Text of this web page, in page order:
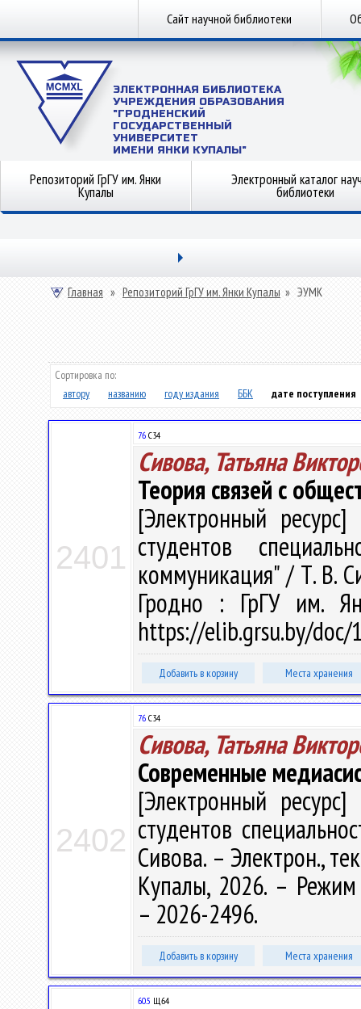
Сайт научной библиотеки
ЭЛЕКТРОННАЯ БИБЛИОТЕКА
УЧРЕЖДЕНИЯ ОБРАЗОВАНИЯ
"ГРОДНЕНСКИЙ
ГОСУДАРСТВЕННЫЙ
УНИВЕРСИТЕТ
ИМЕНИ ЯНКИ КУПАЛЫ"
Репозиторий ГрГУ им. Янки
Купалы
Электронный каталог
библиотеки
Главная » Репозиторий ГрГУ им. Янки Купалы » ЭУМК
Сортировка по:
автору
названию году издания ББК дате поступления
2401
76 С34
Сивова, Татьяна
Теория связей с
[Электронный
студентов
коммуникация" / Т. В.
Гродно : ГрГУ им.
https://elib.grsu.by/doc/
Добавить в корзину Места хранения
2402
76 С34
Сивова, Татьяна
Современные
[Электронный
студентов
Сивова. – Электрон.,
Купалы, 2026. –
– 2026-2496.
Добавить в корзину Места хранения
60.5 Щ64